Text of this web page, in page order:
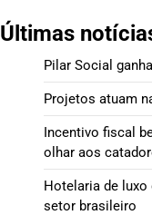
Últimas
Pilar Social
Projetos atuam
Incentivo fiscal
olhar aos
Hotelaria de
setor brasileiro